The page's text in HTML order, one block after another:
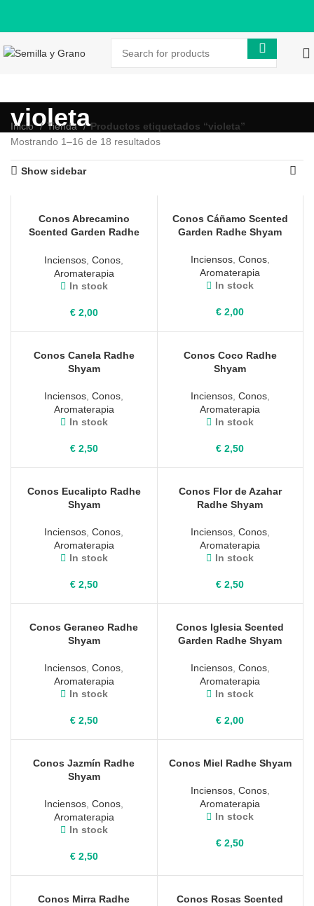
violeta
Inicio Tienda
Productos etiquetados “violeta”
Mostrando 1–16 de 18 resultados
Show sidebar
Conos Abrecamino
Scented Garden Radhe
Inciensos ,Conos
Aromaterapia
In stock
€2,00
Conos Cáñamo Scented
Garden Radhe Shyam
Inciensos, Conos,
Aromaterapia
In stock
€ 2,00
Conos Canela Radhe
Shyam
Inciensos ,Conos
Aromaterapia
In stock
€2,50
Conos Coco Radhe
Shyam
Inciensos, Conos,
Aromaterapia
In stock
€ 2,50
Conos Eucalipto Radhe
Shyam
Inciensos ,Conos
Aromaterapia
In stock
€2,50
Conos Flor de Azahar
Radhe Shyam
Inciensos, Conos,
Aromaterapia
In stock
€ 2,50
Conos Geraneo Radhe
Shyam
Inciensos ,Conos
Aromaterapia
In stock
€2,50
Conos Iglesia Scented
Garden Radhe Shyam
Inciensos, Conos,
Aromaterapia
In stock
€ 2,00
Conos Jazmín Radhe
Shyam
Inciensos ,Conos
Aromaterapia
In stock
€2,50
Conos Miel Radhe Shyam
Inciensos, Conos,
Aromaterapia
In stock
€ 2,50
Conos Mirra Radhe
Conos Rosas Scented